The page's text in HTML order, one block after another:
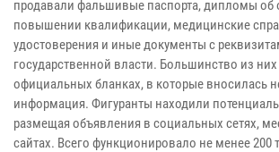
продавали фальшивые паспорта, дипломы об
повышении квалификации, медицинские
удостоверения и иные документы с
государственной власти. Большинство из
официальных бланках, в которые вносилась
информация. Фигуранты находили
размещая объявления в социальных сетях,
сайтах. Всего функционировало не менее 200